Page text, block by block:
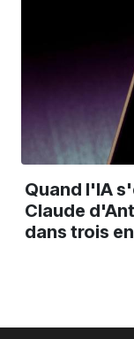
Quand l'IA
Claude
dans trois